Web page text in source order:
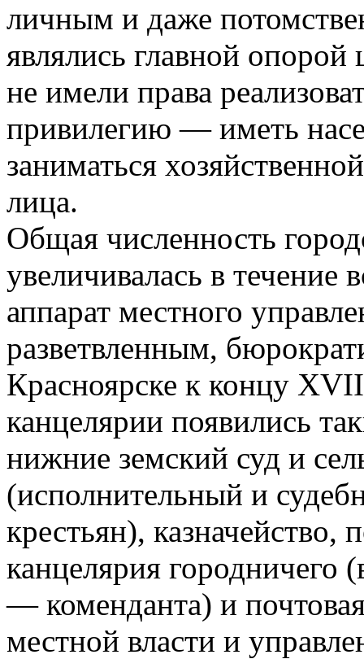
личным и даже
являлись главной
не имели права
привилегию — иметь
заниматься
лица.
Общая численность
увеличивалась в течение
аппарат местного
разветвленным,
Красноярске к концу
канцелярии появились
нижние земский суд и
(исполнительный и
крестьян), казначейство,
канцелярия городничего
— коменданта) и
местной власти и